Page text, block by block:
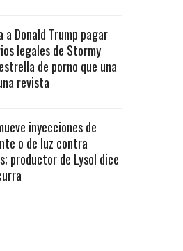
a Donald Trump pagar
legales de Stormy
de porno que una
revista
inyecciones de
o de luz contra
productor de Lysol dice